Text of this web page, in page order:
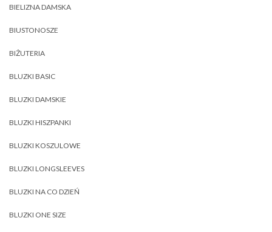
BIELIZNA DAMSKA
BIUSTONOSZE
BIŻUTERIA
BLUZKI BASIC
BLUZKI DAMSKIE
BLUZKI HISZPANKI
BLUZKI KOSZULOWE
BLUZKI LONGSLEEVES
BLUZKI NA CO DZIEŃ
BLUZKI ONE SIZE